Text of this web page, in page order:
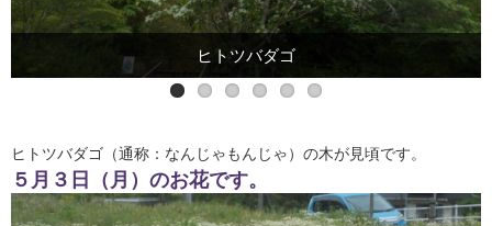
ヒトツバダゴ
ヒトツバダゴ（通称：なんじゃもんじゃ）の木が見頃です。
５月３日（月）のお花です。